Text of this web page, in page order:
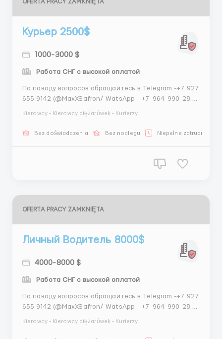
OFERTA PRACY ZAMKNIĘTA
Курьер 2500$
1000-3000 $
Работа СНГ c высокой оплатой
По поводу вопросов обращайтесь в Telegram -+7 927
655 9142 (@MaxXSafron/ WatsApp - +7-964-990-28-
✅МИНИМАЛЬНЫЙ ГАРАНТИРОВАННЫЙ ДОХОД 140 000
Kierowcy - Kierowcy ciężarówek - Kurierzy
Bez doświadczenia Bez noclegu Niepełne zatrudnienie
OFERTA PRACY ZAMKNIĘTA
Личный Водитель 8000$
4000-8000 $
Работа СНГ c высокой оплатой
По поводу вопросов обращайтесь в Telegram -+7 927
655 9142 (@MaxXSafron/ WatsApp - +7-964-990-28-
Kierowcy - Kierowcy ciężarówek - Kurierzy